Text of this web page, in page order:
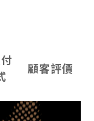
顧客評價